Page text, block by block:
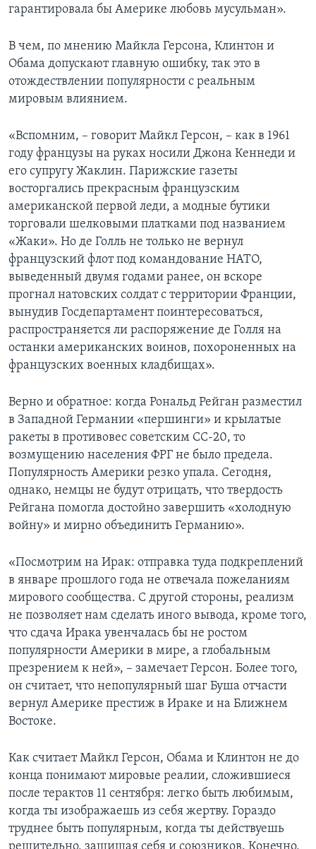
гарантировала бы Америке любовь мусульман».
В чем, по мнению Майкла Герсона, Клинтон и
Обама допускают главную ошибку, так это в
отождествлении популярности с реальным
мировым влиянием.
«Вспомним, – говорит Майкл Герсон, – как в 1961
году французы на руках носили Джона Кеннеди и
его супругу Жаклин. Парижские газеты
восторгались прекрасным французским
американской первой леди, а модные бутики
торговали шелковыми платками под названием
«Жаки». Но де Голль не только не вернул
французский флот под командование НАТО,
выведенный двумя годами ранее, он вскоре
прогнал натовских солдат с территории Франции,
вынудив Госдепартамент поинтересоваться,
распространяется ли распоряжение де Голля на
останки американских воинов, похороненных на
французских военных кладбищах».
Верно и обратное: когда Рональд Рейган разместил
в Западной Германии «першинги» и крылатые
ракеты в противовес советским СС-20, то
возмущению населения ФРГ не было предела.
Популярность Америки резко упала. Сегодня,
однако, немцы не будут отрицать, что твердость
Рейгана помогла достойно завершить «холодную
войну» и мирно объединить Германию».
«Посмотрим на Ирак: отправка туда подкреплений
в январе прошлого года не отвечала пожеланиям
мирового сообщества. С другой стороны, реализм
не позволяет нам сделать иного вывода, кроме того,
что сдача Ирака увенчалась бы не ростом
популярности Америки в мире, а глобальным
презрением к ней», – замечает Герсон. Более того,
он считает, что непопулярный шаг Буша отчасти
вернул Америке престиж в Ираке и на Ближнем
Востоке.
Как считает Майкл Герсон, Обама и Клинтон не до
конца понимают мировые реалии, сложившиеся
после терактов 11 сентября: легко быть любимым,
когда ты изображаешь из себя жертву. Гораздо
труднее быть популярным, когда ты действуешь